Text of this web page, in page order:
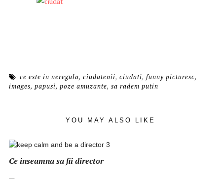
ce este in neregula,ciudatenii,ciudati,funny picturesc,
images, papusi, poze amuzante, sa radem putin
YOU MAY ALSO LIKE
Ce inseamna sa fii director